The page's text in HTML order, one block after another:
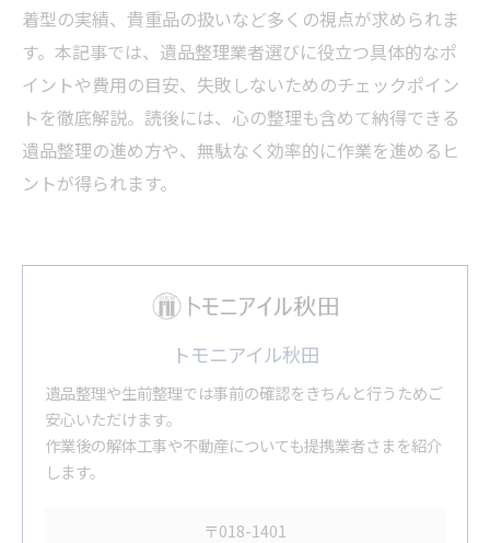
着型の実績、貴重品の扱いなど多くの視点が求められま
す。本記事では、遺品整理業者選びに役立つ具体的なポ
イントや費用の目安、失敗しないためのチェックポイン
トを徹底解説。読後には、心の整理も含めて納得できる
遺品整理の進め方や、無駄なく効率的に作業を進めるヒ
ントが得られます。
トモニアイル秋田
遺品整理や生前整理では事前の確認をきちんと行うためご
安心いただけます。
作業後の解体工事や不動産についても提携業者さまを紹介
します。
〒018-1401